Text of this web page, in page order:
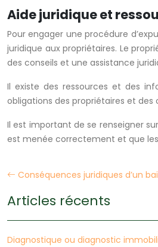
Aide juridique et
Pour engager une procédure
juridique aux propriétaires. Le
des conseils et une assistance
Il existe des ressources et des
obligations des propriétaires et
Il est important de se renseigner
est menée correctement et que
Conséquences juridiques d’un
Articles récents
Diagnostique ou diagnostic